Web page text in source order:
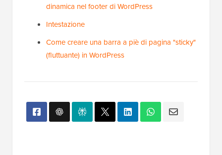
dinamica nel footer di WordPress
Intestazione
Come creare una barra a piè di pagina "sticky"
(fluttuante) in WordPress